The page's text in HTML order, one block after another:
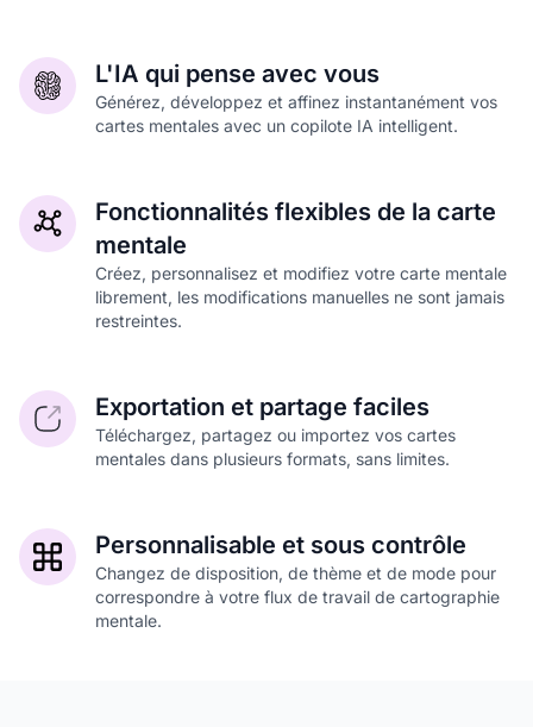
L'IA qui pense avec vous
Générez, développez et affinez instantanément vos
cartes mentales avec un copilote IA intelligent.
Fonctionnalités flexibles de la carte
mentale
Créez, personnalisez et modifiez votre carte mentale
librement, les modifications manuelles ne sont jamais
restreintes.
Exportation et partage faciles
Téléchargez, partagez ou importez vos cartes
mentales dans plusieurs formats, sans limites.
Personnalisable et sous contrôle
Changez de disposition, de thème et de mode pour
correspondre à votre flux de travail de cartographie
mentale.